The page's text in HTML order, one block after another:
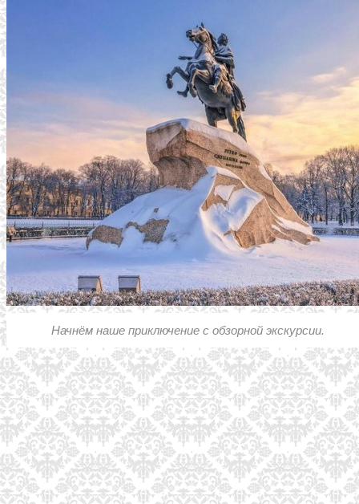
Начнём наше приключение с обзорной экскурсии.